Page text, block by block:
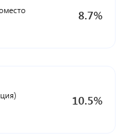
8.7%
10.5%